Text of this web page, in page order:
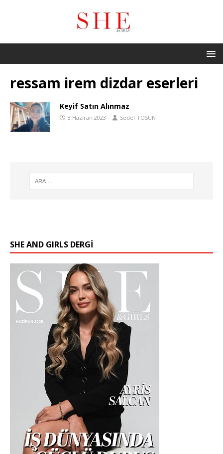
ressam irem dizdar eserleri
Keyif Satın Alınmaz
8 Haziran 2023 Sedef TOSUN
SHE AND GIRLS DERGİ